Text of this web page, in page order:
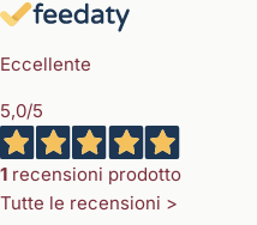
Eccellente
5,0/5
1 recensioni prodotto
Tutte le recensioni >